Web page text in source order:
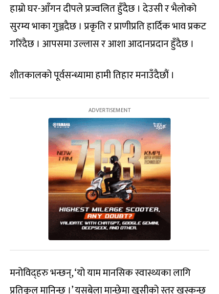
हाम्रो घर-आँगन दीपले प्रज्वलित हुँदैछ । देउसी र भैलोको
सुरम्य भाका गुञ्जदैछ । प्रकृति र प्राणीप्रति हार्दिक भाव प्रकट
गरिंदैछ । आपसमा उल्लास र आशा आदानप्रदान हुँदैछ ।
शीतकालको पूर्वसन्ध्यामा हामी तिहार मनाउँदैछौं ।
मनोविद्हरु भन्छन्, ‘यो याम मानसिक स्वास्थ्यका लागि